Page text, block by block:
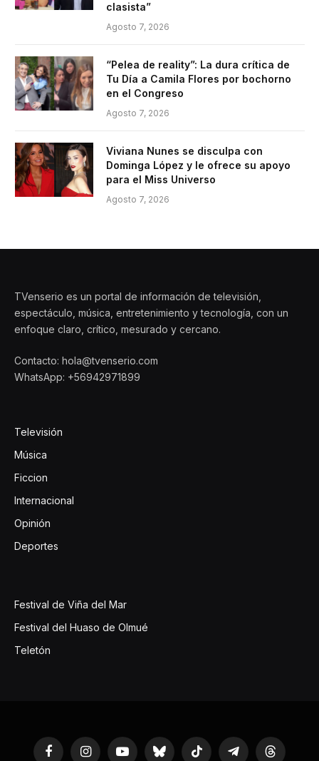
clasista”
Agosto 7, 2026
“Pelea de reality”: La dura crítica de
Tu Día a Camila Flores por bochorno
en el Congreso
Agosto 7, 2026
Viviana Nunes se disculpa con
Dominga López y le ofrece su apoyo
para el Miss Universo
Agosto 7, 2026
TVenserio es un portal de información de televisión,
espectáculo, música, entretenimiento y tecnología, con un
enfoque claro, crítico, mesurado y cercano.
Contacto: hola@tvenserio.com
WhatsApp: +56942971899
Televisión
Música
Ficcion
Internacional
Opinión
Deportes
Festival de Viña del Mar
Festival del Huaso de Olmué
Teletón
FacebookInstagramYouTubeBluesky TikTok TelegramThreads